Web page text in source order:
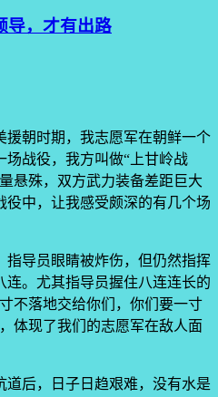
导，才有出路
援朝时期，我志愿军在朝鲜一个
场战役，我方叫做“上甘岭战
悬殊，双方武力装备差距巨大
役中，让我感受颇深的有几个场
指导员眼睛被炸伤，但仍然指挥
连。尤其指导员握住八连连长的
不落地交给你们，你们要一寸
体现了我们的志愿军在敌人面
道后，日子日趋艰难，没有水是